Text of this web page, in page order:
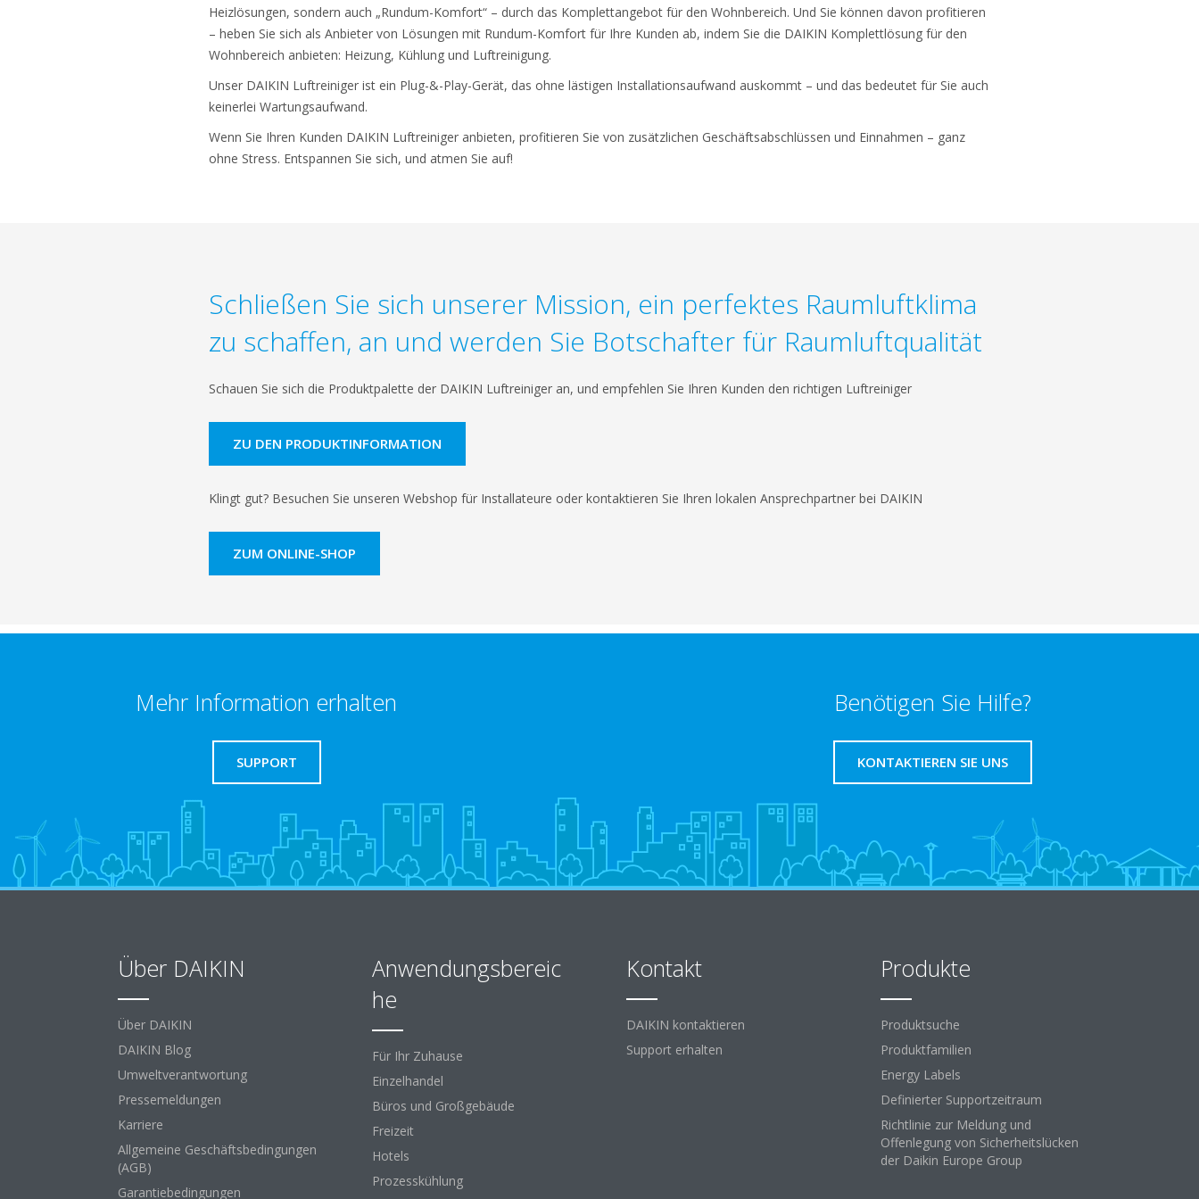
Heizlösungen, sondern auch „Rundum-Komfort“ – durch das Komplettangebot für den Wohnbereich. Und Sie können davon profitieren
– heben Sie sich als Anbieter von Lösungen mit Rundum-Komfort für Ihre Kunden ab, indem Sie die DAIKIN Komplettlösung für den
Wohnbereich anbieten: Heizung, Kühlung und Luftreinigung.
Unser DAIKIN Luftreiniger ist ein Plug-&-Play-Gerät, das ohne lästigen Installationsaufwand auskommt – und das bedeutet für Sie auch
keinerlei Wartungsaufwand.
Wenn Sie Ihren Kunden DAIKIN Luftreiniger anbieten, profitieren Sie von zusätzlichen Geschäftsabschlüssen und Einnahmen – ganz
ohne Stress. Entspannen Sie sich, und atmen Sie auf!
Schließen Sie sich unserer Mission, ein perfektes Raumluftklima
zu schaffen, an und werden Sie Botschafter für Raumluftqualität
Schauen Sie sich die Produktpalette der DAIKIN Luftreiniger an, und empfehlen Sie Ihren Kunden den richtigen Luftreiniger
ZU DEN PRODUKTINFORMATION
Klingt gut? Besuchen Sie unseren Webshop für Installateure oder kontaktieren Sie Ihren lokalen Ansprechpartner bei DAIKIN
ZUM ONLINE-SHOP
Mehr Information erhalten
SUPPORT
Benötigen Sie Hilfe?
KONTAKTIEREN SIE UNS
Über DAIKIN
Über DAIKIN
DAIKIN Blog
Umweltverantwortung
Pressemeldungen
Karriere
Allgemeine Geschäftsbedingungen
(AGB)
Garantiebedingungen
Anwendungsbereic
he
Für Ihr Zuhause
Einzelhandel
Büros und Großgebäude
Freizeit
Hotels
Prozesskühlung
Kontakt
DAIKIN kontaktieren
Support erhalten
Produkte
Produktsuche
Produktfamilien
Energy Labels
Definierter Supportzeitraum
Richtlinie zur Meldung und
Offenlegung von Sicherheitslücken
der Daikin Europe Group